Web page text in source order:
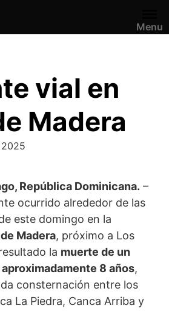
Menu
vial en
Madera
República Dominicana. –
ocurrido alrededor de las
este domingo en la
Madera, próximo a Los
la muerte de un
8 años,
consternación entre los
La Piedra, Canca Arriba y